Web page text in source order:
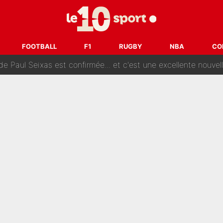
FOOTBALL F1 RUGBY NBA
ravages à Marseille : L’OM a placé 12 joueurs sur le marché des transferts…
signature au PSG : Voilà les coulisses de son transfert
Seixas est confirmée... et c'est une excellente nouvelle